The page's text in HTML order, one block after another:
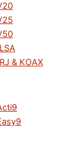
& KOAX